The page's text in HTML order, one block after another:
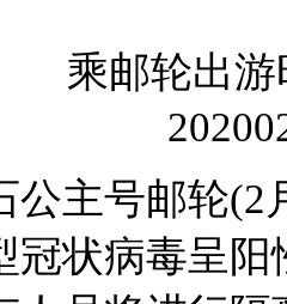
号邮轮(2
冠状病毒呈